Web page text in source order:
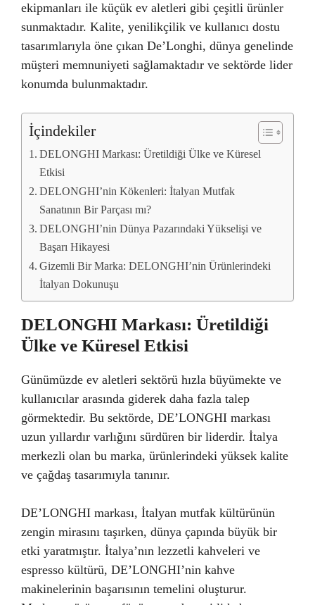
ekipmanları ile küçük ev aletleri gibi çeşitli ürünler
sunmaktadır. Kalite, yenilikçilik ve kullanıcı dostu
tasarımlarıyla öne çıkan De’Longhi, dünya genelinde
müşteri memnuniyeti sağlamaktadır ve sektörde lider
konumda bulunmaktadır.
İçindekiler
DELONGHI Markası: Üretildiği Ülke ve Küresel
Etkisi
DELONGHI’nin Kökenleri: İtalyan Mutfak
Sanatının Bir Parçası mı?
DELONGHI’nin Dünya Pazarındaki Yükselişi ve
Başarı Hikayesi
Gizemli Bir Marka: DELONGHI’nin Ürünlerindeki
İtalyan Dokunuşu
DELONGHI Markası: Üretildiği
Ülke ve Küresel Etkisi
Günümüzde ev aletleri sektörü hızla büyümekte ve
kullanıcılar arasında giderek daha fazla talep
görmektedir. Bu sektörde, DE’LONGHI markası
uzun yıllardır varlığını sürdüren bir liderdir. İtalya
merkezli olan bu marka, ürünlerindeki yüksek kalite
ve çağdaş tasarımıyla tanınır.
DE’LONGHI markası, İtalyan mutfak kültürünün
zengin mirasını taşırken, dünya çapında büyük bir
etki yaratmıştır. İtalya’nın lezzetli kahveleri ve
espresso kültürü, DE’LONGHI’nin kahve
makinelerinin başarısının temelini oluşturur.